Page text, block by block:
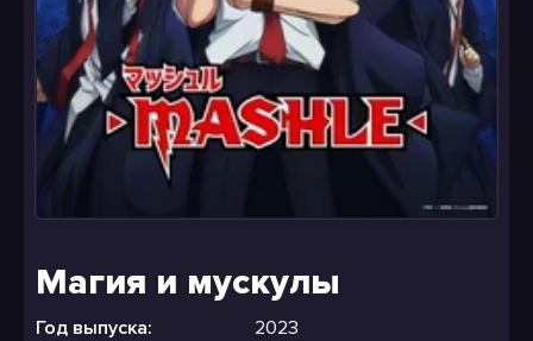
Магия и мускулы
Год выпуска:
2023